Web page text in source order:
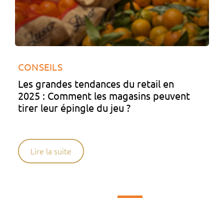
CONSEILS
Les grandes tendances du retail en
2025 : Comment les magasins peuvent
tirer leur épingle du jeu ?
Lire la suite